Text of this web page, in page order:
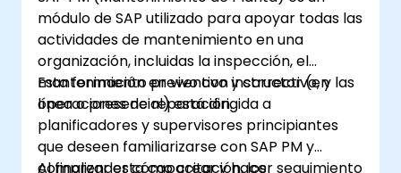
módulo de SAP utilizado para apoyar todas las
actividades de mantenimiento en una
organización, incluidas la inspección, el
mantenimiento preventivo y correctivo, y las
operaciones de reparación.
Esta formación en vivo con instructor (en
línea o presencial) está dirigida a
planificadores y supervisores principiantes
que deseen familiarizarse con SAP PM y
comprender cómo crear y hacer seguimiento
Al finalizar esta capacitación, los